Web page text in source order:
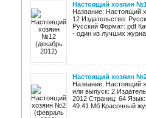
Настоящий хозяин
Название: Настоящий
12 Издательство:
Русский Формат: pdf
- один из лучших
Настоящий хозяин
Название: Настоящий
или выпуск: 2
2012 Страниц: 64
49.41 Мб Красочный